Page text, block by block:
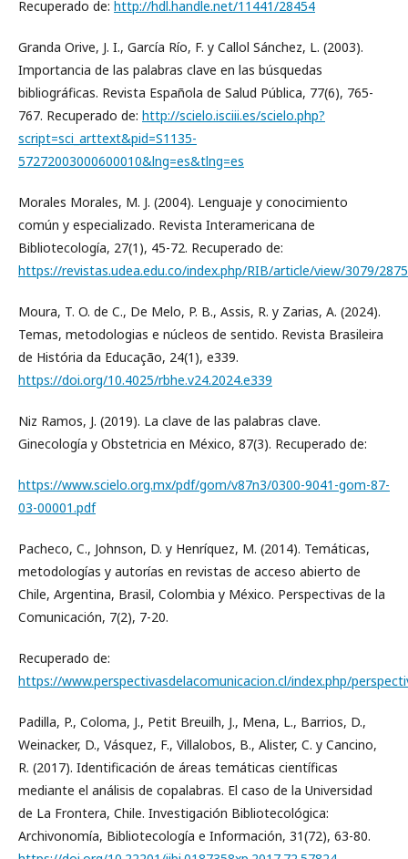
Recuperado de: http://hdl.handle.net/11441/28454
Granda Orive, J. I., García Río, F. y Callol Sánchez, L. (2003).
Importancia de las palabras clave en las búsquedas
bibliográficas. Revista Española de Salud Pública, 77(6), 765-
767. Recuperado de: http://scielo.isciii.es/scielo.php?
script=sci_arttext&pid=S1135-
57272003000600010&lng=es&tlng=es
Morales Morales, M. J. (2004). Lenguaje y conocimiento
común y especializado. Revista Interamericana de
Bibliotecología, 27(1), 45-72. Recuperado de:
https://revistas.udea.edu.co/index.php/RIB/article/view/3079/2875
Moura, T. O. de C., De Melo, P. B., Assis, R. y Zarias, A. (2024).
Temas, metodologias e núcleos de sentido. Revista Brasileira
de História da Educação, 24(1), e339.
https://doi.org/10.4025/rbhe.v24.2024.e339
Niz Ramos, J. (2019). La clave de las palabras clave.
Ginecología y Obstetricia en México, 87(3). Recuperado de:
https://www.scielo.org.mx/pdf/gom/v87n3/0300-9041-gom-87-
03-00001.pdf
Pacheco, C., Johnson, D. y Henríquez, M. (2014). Temáticas,
metodologías y autorías en revistas de acceso abierto de
Chile, Argentina, Brasil, Colombia y México. Perspectivas de la
Comunicación, 7(2), 7-20.
Recuperado de:
https://www.perspectivasdelacomunicacion.cl/index.php/
Padilla, P., Coloma, J., Petit Breuilh, J., Mena, L., Barrios, D.,
Weinacker, D., Vásquez, F., Villalobos, B., Alister, C. y Cancino,
R. (2017). Identificación de áreas temáticas científicas
mediante el análisis de copalabras. El caso de la Universidad
de La Frontera, Chile. Investigación Bibliotecológica:
Archivonomía, Bibliotecología e Información, 31(72), 63-80.